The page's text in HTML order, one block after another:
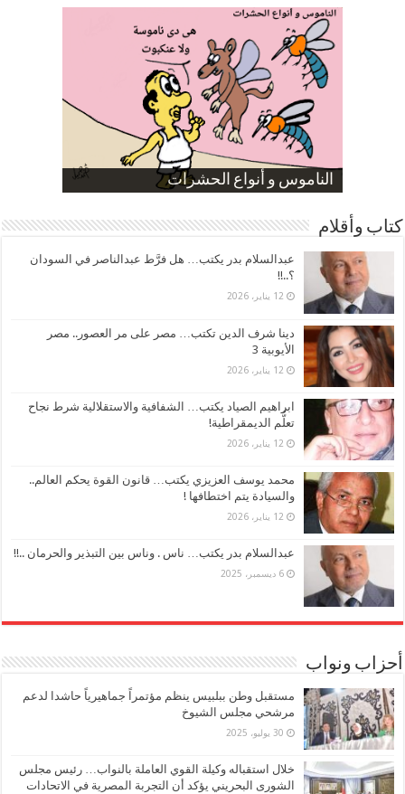
الناموس و أنواع الحشرات
الموظفين بعد ارتفاع الأسعار
ارتفاع نسبة الطلاق في مصر
صورة كاركاتيرية
صورة كاركاتيرية
كتاب وأقلام
عبدالسلام بدر يكتب… هل فرَّط عبدالناصر في السودان
؟..!!
12 يناير، 2026
دينا شرف الدين تكتب… مصر على مر العصور.. مصر
الأيوبية 3
12 يناير، 2026
ابراهيم الصياد يكتب… الشفافية والاستقلالية شرط نجاح
تعلُّم الديمقراطية!
12 يناير، 2026
محمد يوسف العزيزي يكتب… قانون القوة يحكم العالم..
والسيادة يتم اختطافها !
12 يناير، 2026
عبدالسلام بدر يكتب… ناس . وناس بين التبذير والحرمان ..!!
6 ديسمبر، 2025
أحزاب ونواب
مستقبل وطن ببلبيس ينظم مؤتمراً جماهيرياً حاشدا لدعم
مرشحي مجلس الشيوخ
30 يوليو، 2025
خلال استقباله وكيلة القوي العاملة بالنواب… رئيس مجلس
الشورى البحريني يؤكد أن التجربة المصرية في الاتحادات